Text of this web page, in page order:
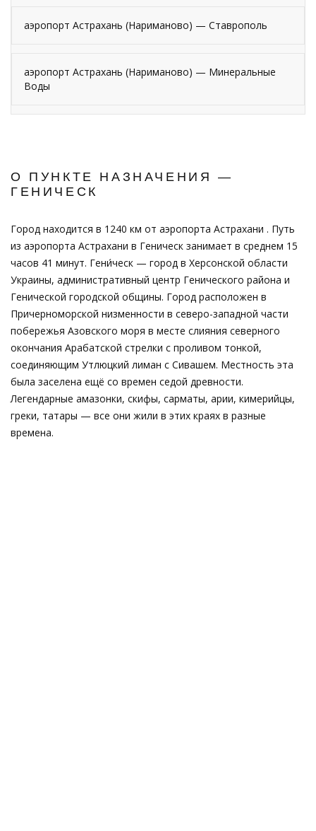
аэропорт Астрахань (Нариманово) — Ставрополь
аэропорт Астрахань (Нариманово) — Минеральные
Воды
О ПУНКТЕ НАЗНАЧЕНИЯ —
ГЕНИЧЕСК
Город находится в 1240 км от аэропорта Астрахани . Путь
из аэропорта Астрахани в Геническ занимает в среднем 15
часов 41 минут. Гени́ческ — город в Херсонской области
Украины, административный центр Генического района и
Генической городской общины. Город расположен в
Причерноморской низменности в северо-западной части
побережья Азовского моря в месте слияния северного
окончания Арабатской стрелки с проливом тонкой,
соединяющим Утлюцкий лиман с Сивашем. Местность эта
была заселена ещё со времен седой древности.
Легендарные амазонки, скифы, сарматы, арии, кимерийцы,
греки, татары — все они жили в этих краях в разные
времена.